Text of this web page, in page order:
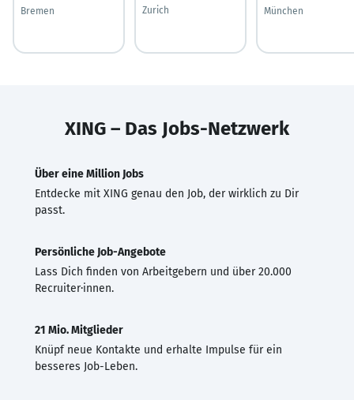
Bremen
Zurich
München
XING – Das Jobs-Netzwerk
Über eine Million Jobs
Entdecke mit XING genau den Job, der wirklich zu Dir
passt.
Persönliche Job-Angebote
Lass Dich finden von Arbeitgebern und über 20.000
Recruiter·innen.
21 Mio. Mitglieder
Knüpf neue Kontakte und erhalte Impulse für ein
besseres Job-Leben.